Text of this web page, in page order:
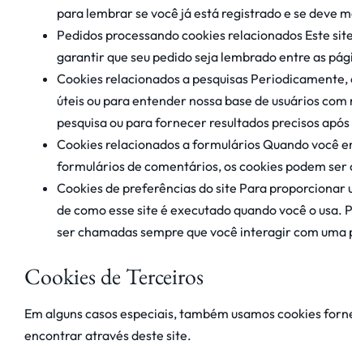
​​para lembrar se você já está registrado e se deve
Pedidos processando cookies relacionados Este
garantir que seu pedido seja lembrado entre as
Cookies relacionados a pesquisas
úteis ou para entender nossa base de usuários
pesquisa ou para fornecer resultados precisos
Cookies relacionados a formulários Quando você
formulários de comentários, os cookies podem
Cookies de preferências do site Para
de como esse site é executado quando você o
ser chamadas sempre que você interagir com
Cookies de Terceiros
Em alguns casos especiais, também usamos cookies
encontrar através deste site.